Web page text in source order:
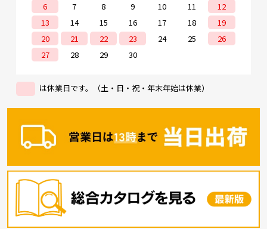
6
7 8 9 10 11
12
13
14 15 16 17 18
19
20
21 22 23 24 25
26
27
28 29 30
は休業日です。（土・日・祝・年末年始は休業）